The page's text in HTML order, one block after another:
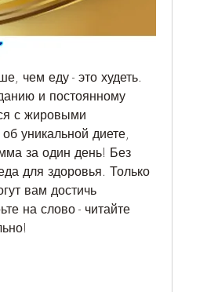
чем еду - это худеть.
и постоянному
с жировыми
уникальной диете,
за один день! Без
для здоровья. Только
вам достичь
на слово - читайте